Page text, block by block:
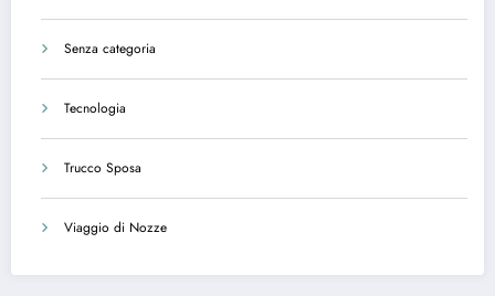
Senza categoria
Tecnologia
Trucco Sposa
Viaggio di Nozze